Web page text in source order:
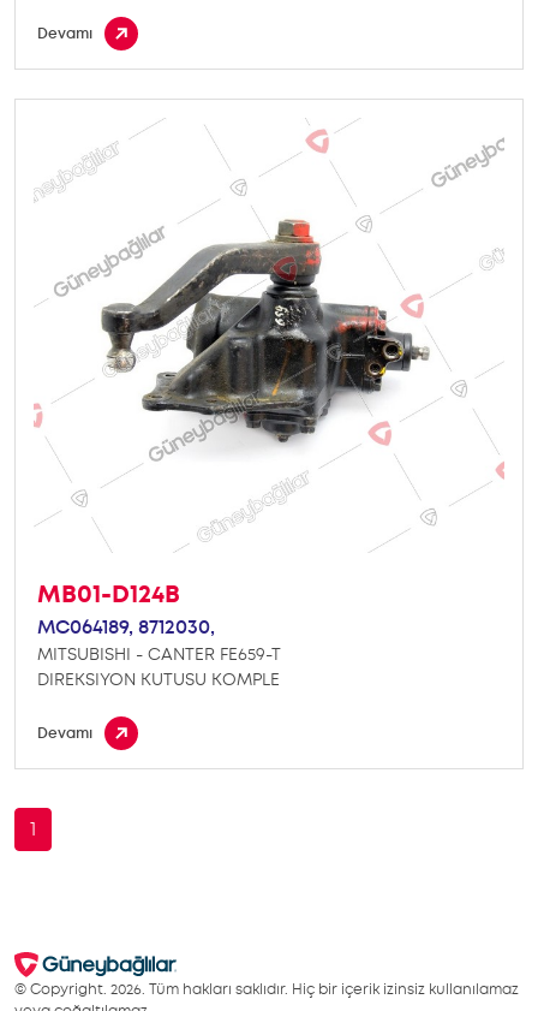
Devamı
MB01-D124B
MC064189, 8712030,
MITSUBISHI - CANTER FE659-T
DIREKSIYON KUTUSU KOMPLE
Devamı
1
© Copyright. 2026. Tüm hakları saklıdır. Hiç bir içerik izinsiz kullanılamaz